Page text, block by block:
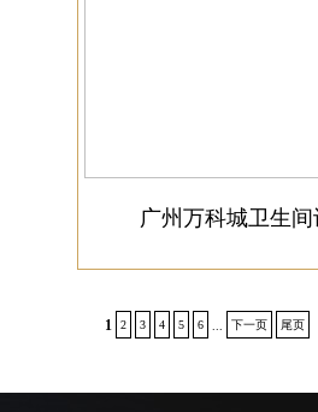
广州万科城卫生
1 2 3 4 5 6 下一页 尾页